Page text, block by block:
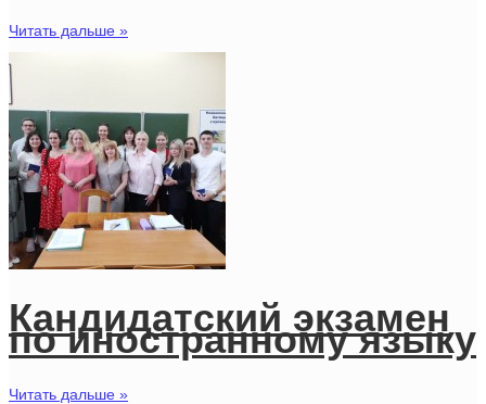
Читать дальше »
Кандидатский экзамен
по иностранному языку
Читать дальше »